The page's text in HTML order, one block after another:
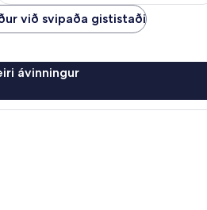
við svipaða gististaði
ávinningur